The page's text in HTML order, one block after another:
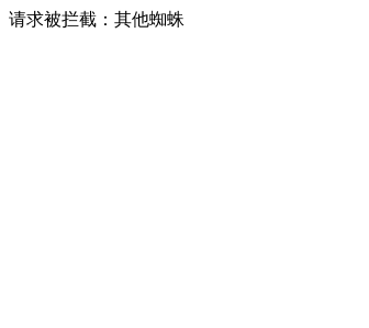
请求被拦截：其他蜘蛛